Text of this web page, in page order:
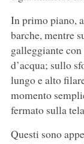
In primo piano,
barche, mentre
galleggiante
d’acqua; sullo
lungo e alto
momento
fermato sulla
Questi sono